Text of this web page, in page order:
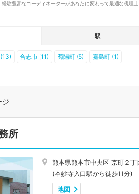
験豊富なコーディネーターがあなたに変わって最適な税理
駅
合志市 (11) 菊陽町 (5) 嘉島町 (1)
ジ
所
熊本県熊本市中央区 京町２
(本妙寺入口駅から徒歩11分)
地図